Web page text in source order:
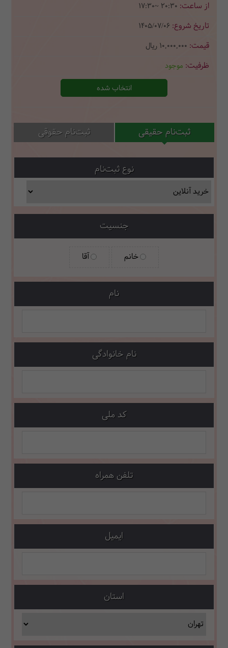
17:30~ 20:30
1405/07/06
10,000,000 ریال
موجود
انتخاب شده
ثبت‌نام حقیقی ثبت‌نام حقوقی
نوع ثبت‌نام
جنسیت
خانم آقا
نام
نام خانوادگی
کد ملی
تلفن همراه
ایمیل
استان